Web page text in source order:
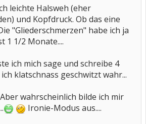
leichte Halsweh (eher
und Kopfdruck. Ob das eine
"Gliederschmerzen" habe ich ja
1 1/2 Monate....
ich mich sage und schreibe 4
klatschnass geschwitzt wahr...
wahrscheinlich bilde ich mir
Ironie-Modus aus....